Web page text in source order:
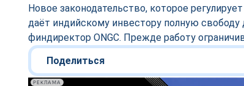
Новое законодательство, которое
даёт индийскому инвестору полную свободу
финдиректор ONGC. Прежде работу
Поделиться
РЕКЛАМА